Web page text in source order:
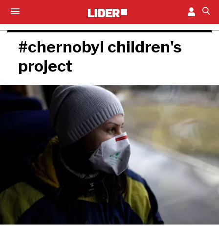
#chernobyl children's
project